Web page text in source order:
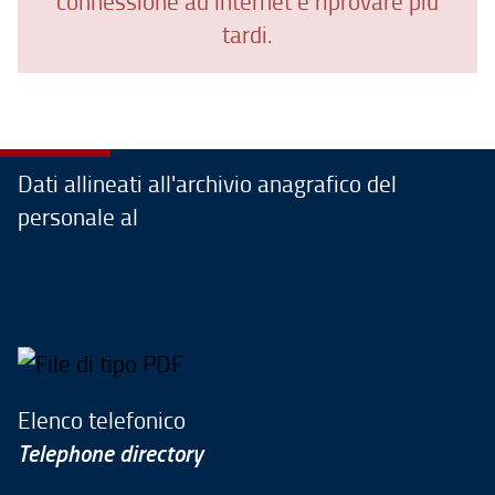
tardi.
Dati allineati all'archivio anagrafico del
personale al
Elenco telefonico
Telephone directory